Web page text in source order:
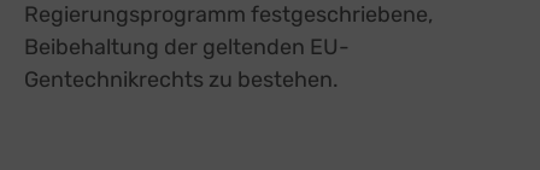
Regierungsprogramm festgeschriebene,
Beibehaltung der geltenden EU-
Gentechnikrechts zu bestehen.